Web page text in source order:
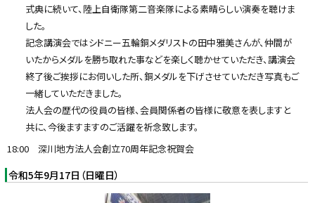
式典に続いて、陸上自衛隊第二音楽隊による素晴らしい演奏を聴けま
した。
記念講演会ではシドニー五輪銅メダリストの田中雅美さんが、仲間が
いたからメダルを勝ち取れた事などを楽しく聴かせていただき、講演会
終了後ご挨拶にお伺いした所、銅メダルを下げさせていただき写真もご
一緒していただきました。
法人会の歴代の役員の皆様、会員関係者の皆様に敬意を表しますと
共に、今後ますますのご活躍を祈念致します。
18:00 深川地方法人会創立70周年記念祝賀会
令和5年9月17日（日曜日）